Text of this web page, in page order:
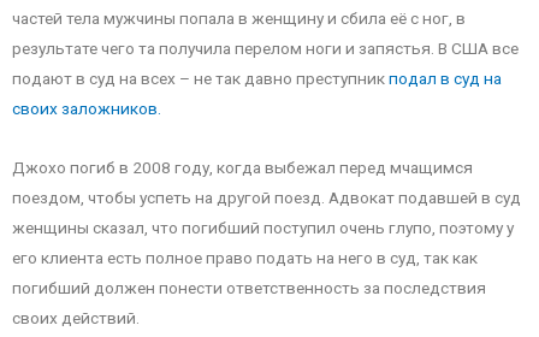
частей тела мужчины попала в женщину и сбила её с ног, в
результате чего та получила перелом ноги и запястья. В США все
подают в суд на всех – не так давно преступникподал в суд на
своих заложников.
Джохо погиб в 2008 году, когда выбежал перед мчащимся
поездом, чтобы успеть на другой поезд. Адвокат подавшей в суд
женщины сказал, что погибший поступил очень глупо, поэтому у
его клиента есть полное право подать на него в суд, так как
погибший должен понести ответственность за последствия
своих действий.